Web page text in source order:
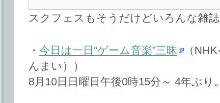
スクフェスもそうだけどいろんな雑
・ 今日は一日“ゲーム音楽”三昧
（
んまい））
8月10日日曜日午後0時15分～ 4年ぶり